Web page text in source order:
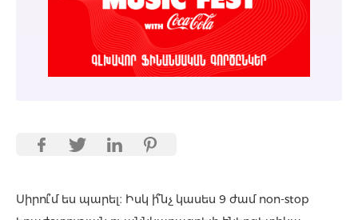
Սիրու՞մ ես պարել։ Իսկ ի՞նչ կասես 9 ժամ non-stop